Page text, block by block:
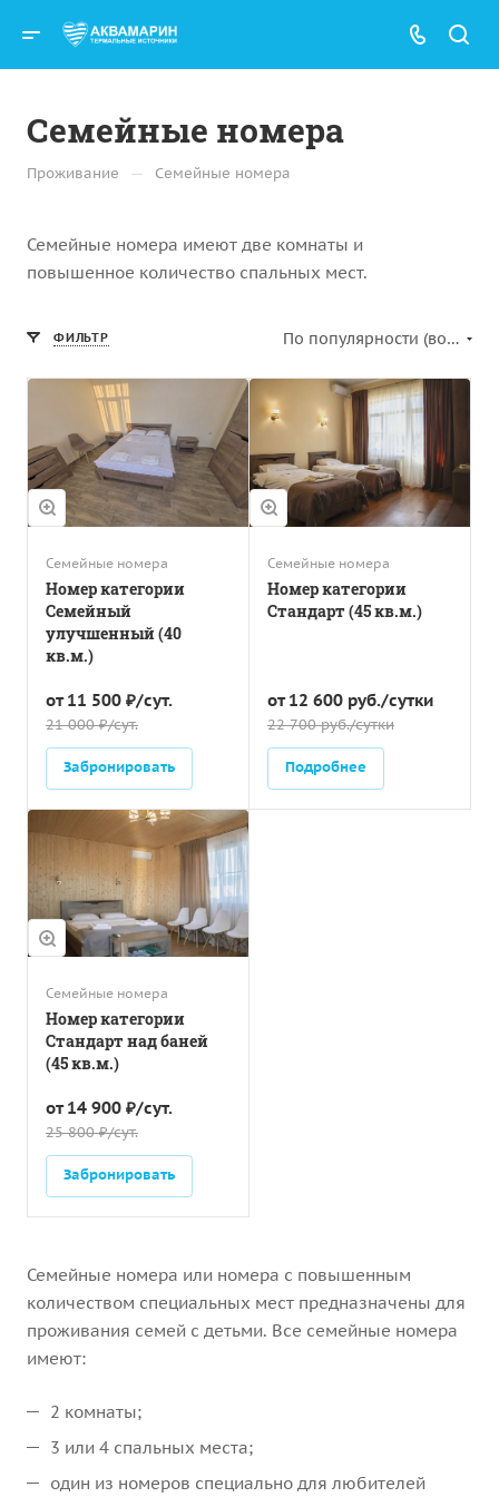
Семейные номера
Проживание — Семейные номера
Семейные номера имеют две комнаты и
повышенное количество спальных мест.
ФИЛЬТР По популярности (возрастание)
Семейные номера
Номер категории
Семейный
улучшенный (40
кв.м.)
от 11 500 ₽/сут.
21 000 ₽/сут.
Забронировать
Семейные номера
Номер категории
Стандарт (45 кв.м.)
от 12 600 руб./сутки
22 700 руб./сутки
Подробнее
Семейные номера
Номер категории
Стандарт над баней
(45 кв.м.)
от 14 900 ₽/сут.
25 800 ₽/сут.
Забронировать
Семейные номера или номера с повышенным
количеством специальных мест предназначены для
проживания семей с детьми. Все семейные номера
имеют:
2 комнаты;
3 или 4 спальных места;
один из номеров специально для любителей